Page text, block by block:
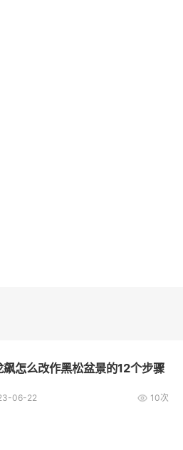
飙怎么改作黑松盆景的12个步骤
10次
06-22